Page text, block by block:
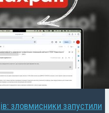
зловмисники запустили